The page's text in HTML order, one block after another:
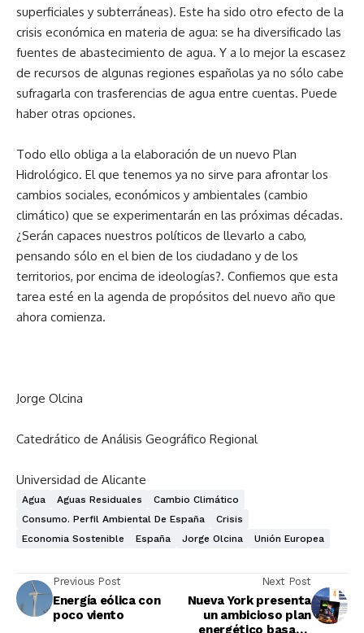
superficiales y subterráneas). Este ha sido otro efecto de la
crisis económica en materia de agua: se ha diversificado las
fuentes de abastecimiento de agua. Y a lo mejor la escasez
de recursos de algunas regiones españolas ya no sólo cabe
sufragarla con trasferencias de agua entre cuentas. Puede
haber otras opciones.
Todo ello obliga a la elaboración de un nuevo Plan
Hidrológico. El que tenemos ya no sirve para afrontar los
cambios sociales, económicos y ambientales (cambio
climático) que se experimentarán en las próximas décadas.
¿Serán capaces nuestros políticos de llevarlo a cabo,
pensando sólo en el bien de los ciudadano y de los
territorios, por encima de ideologías?. Confiemos que esta
tarea esté en la agenda de propósitos del nuevo año que
ahora comienza.
Jorge Olcina
Catedrático de Análisis Geográfico Regional
Universidad de Alicante
Agua Aguas Residuales
Cambio Climático
Consumo. Perfil Ambiental De España
Crisis
Economia Sostenible
España Jorge Olcina Unión Europea
Previous Post
Energía eólica con
poco viento
Next Post
Nueva York presenta
un ambicioso plan
energético basado